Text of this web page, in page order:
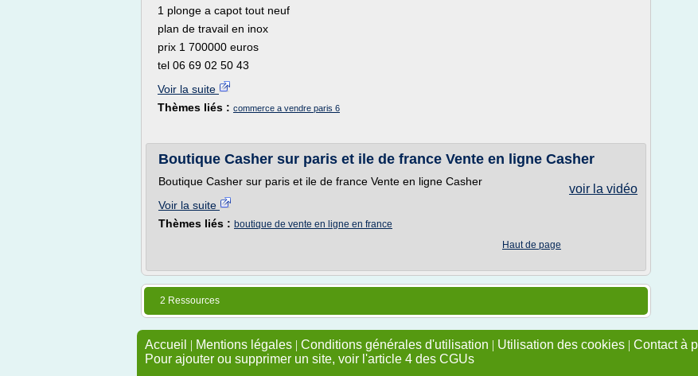
1 plonge a capot tout neuf
plan de travail en inox
prix 1 700000 euros
tel 06 69 02 50 43
Voir la suite
Thèmes liés : commerce a vendre paris 6
Boutique Casher sur paris et ile de france Vente en ligne Casher
voir la vidéo
Boutique Casher sur paris et ile de france Vente en ligne Casher
Voir la suite
Thèmes liés : boutique de vente en ligne en france
Haut de page
2 Ressources
Accueil | Mentions légales | Conditions générales d'utilisation | Utilisation des cookies | Contact à
Pour ajouter ou supprimer un site, voir l'article 4 des CGUs